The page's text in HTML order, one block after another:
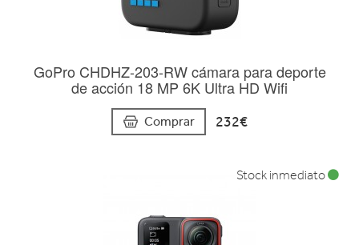
GoPro CHDHZ-203-RW cámara para deporte
de acción 18 MP 6K Ultra HD Wifi
Comprar 232€
Stock inmediato